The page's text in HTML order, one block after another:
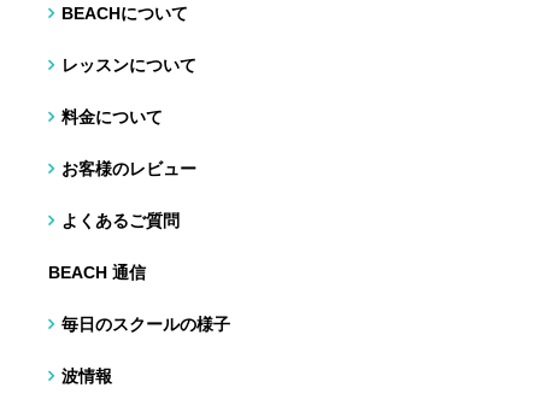
BEACHについて
レッスンについて
料金について
お客様のレビュー
よくあるご質問
BEACH 通信
毎日のスクールの様子
波情報